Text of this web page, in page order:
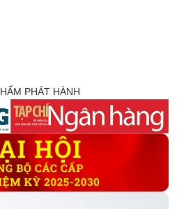
PHÁT HÀNH